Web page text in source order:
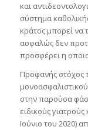
και
σύστημα
κράτος μπορεί να
ασφαλώς δεν
προσφέρει η
Προφανής στόχος
στην παρούσα
ειδικούς
Ιούνιο του 2020)